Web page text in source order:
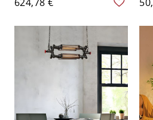
plus - 110 V-120 V 6
1